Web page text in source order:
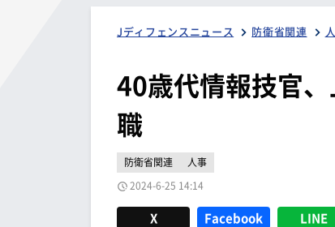
Jディフェンスニュース 防衛省関連
40歳代情報技官
職
防衛省関連
人事
2024-6-25 14:14
X Facebook LINE